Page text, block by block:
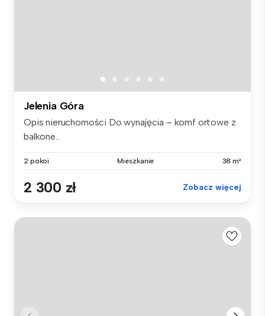
Jelenia Góra
Opis nieruchomości Do wynajęcia – komf ortowe z
balkone...
2 pokoi Mieszkanie 38 m²
2 300 zł Zobacz więcej